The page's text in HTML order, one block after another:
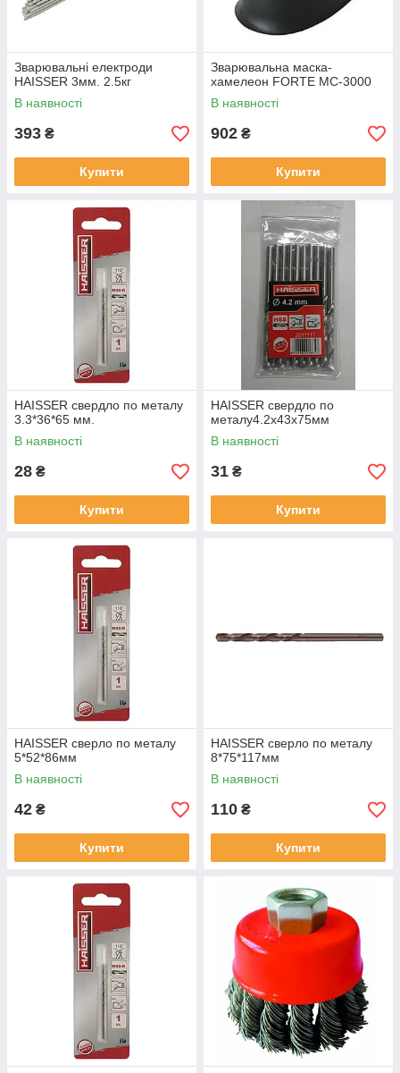
Зварювальні електроди
HAISSER 3мм. 2.5кг
В наявності
393 ₴
Купити
Зварювальна маска-
хамелеон FORTE MC-3000
В наявності
902 ₴
Купити
HAISSER свердло по металу
3.3*36*65 мм.
В наявності
28 ₴
Купити
HAISSER свердло по
металу4.2х43х75мм
В наявності
31 ₴
Купити
HAISSER сверло по металу
5*52*86мм
В наявності
42 ₴
Купити
HAISSER сверло по металу
8*75*117мм
В наявності
110 ₴
Купити